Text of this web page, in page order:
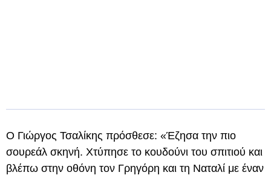
Ο Γιώργος Τσαλίκης πρόσθεσε: «Έζησα την πιο
σουρεάλ σκηνή. Χτύπησε το κουδούνι του σπιτιού και
βλέπω στην οθόνη τον Γρηγόρη και τη Ναταλί με έναν